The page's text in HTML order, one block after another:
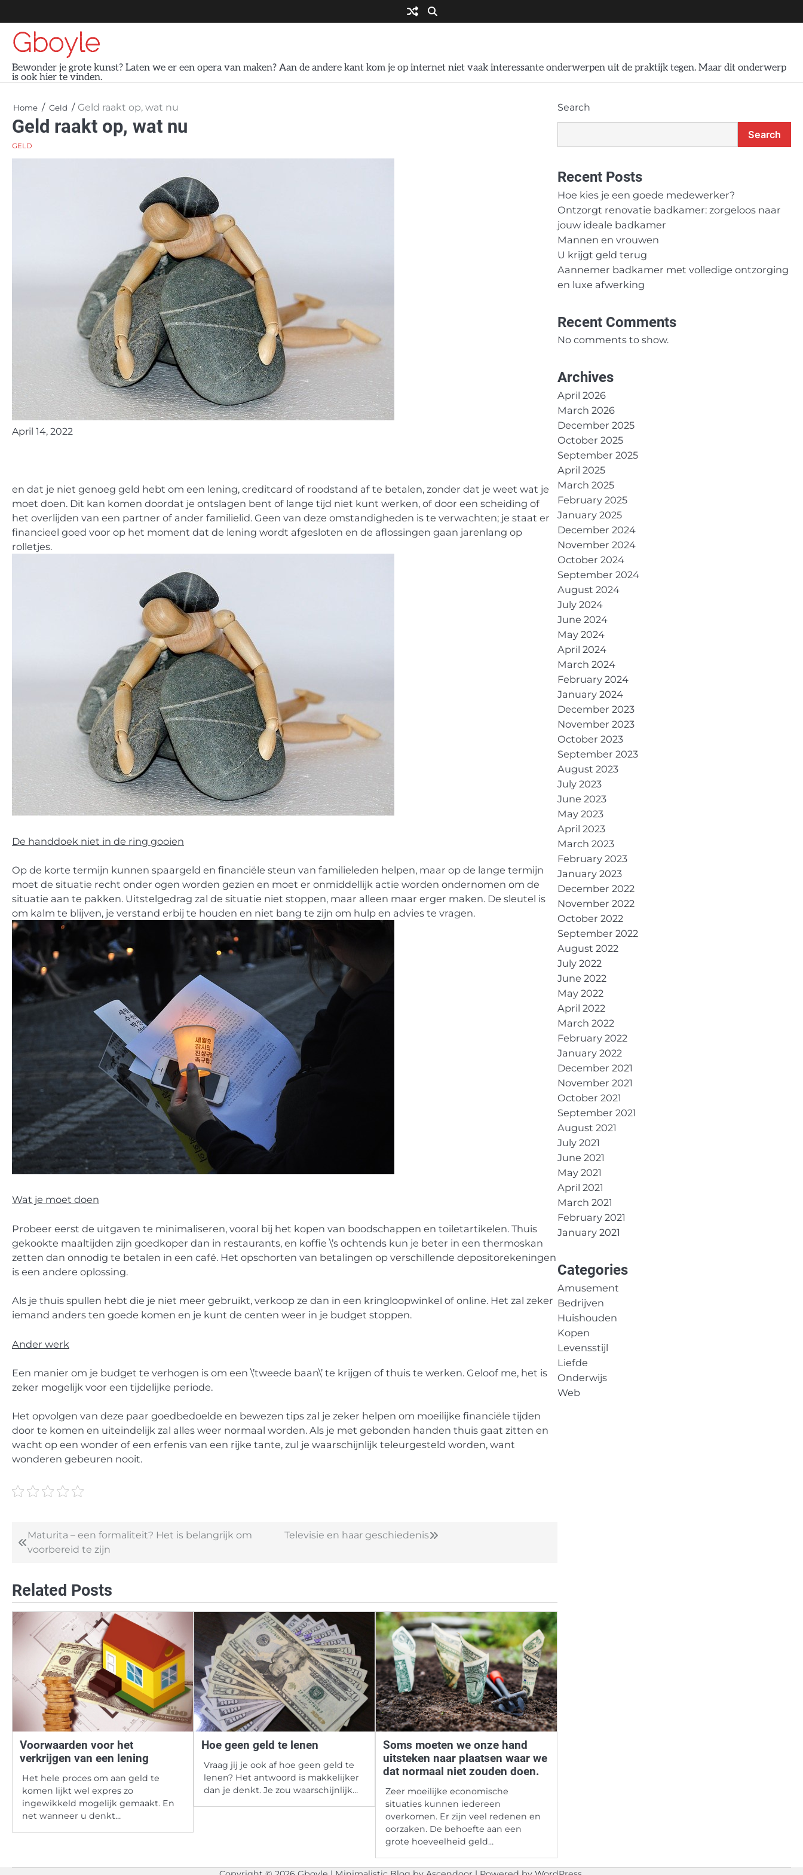
to
content
Gboyle
Bewonder je grote kunst? Laten we er een opera van maken? Aan de andere kant kom je op internet niet vaak interessante onderwerpen uit de praktijk tegen. Maar dit onderwerp
is ook hier te vinden.
Home Geld Geld raakt op, wat nu
Geld raakt op, wat nu
GELD
April 14, 2022
en dat je niet genoeg geld hebt om een lening, creditcard of roodstand af te betalen, zonder dat je weet wat je
moet doen. Dit kan komen doordat je ontslagen bent of lange tijd niet kunt werken, of door een scheiding of
het overlijden van een partner of ander familielid. Geen van deze omstandigheden is te verwachten; je staat er
financieel goed voor op het moment dat de lening wordt afgesloten en de aflossingen gaan jarenlang op
rolletjes.
De handdoek niet in de ring gooien
Op de korte termijn kunnen spaargeld en financiële steun van familieleden helpen, maar op de lange termijn
moet de situatie recht onder ogen worden gezien en moet er onmiddellijk actie worden ondernomen om de
situatie aan te pakken. Uitstelgedrag zal de situatie niet stoppen, maar alleen maar erger maken. De sleutel is
om kalm te blijven, je verstand erbij te houden en niet bang te zijn om hulp en advies te vragen.
Wat je moet doen
Probeer eerst de uitgaven te minimaliseren, vooral bij het kopen van boodschappen en toiletartikelen. Thuis
gekookte maaltijden zijn goedkoper dan in restaurants, en koffie \’s ochtends kun je beter in een thermoskan
zetten dan onnodig te betalen in een café. Het opschorten van betalingen op verschillende depositorekeningen
is een andere oplossing.
Als je thuis spullen hebt die je niet meer gebruikt, verkoop ze dan in een kringloopwinkel of online. Het zal zeker
iemand anders ten goede komen en je kunt de centen weer in je budget stoppen.
Ander werk
Een manier om je budget te verhogen is om een \’tweede baan\’ te krijgen of thuis te werken. Geloof me, het is
zeker mogelijk voor een tijdelijke periode.
Het opvolgen van deze paar goedbedoelde en bewezen tips zal je zeker helpen om moeilijke financiële tijden
door te komen en uiteindelijk zal alles weer normaal worden. Als je met gebonden handen thuis gaat zitten en
wacht op een wonder of een erfenis van een rijke tante, zul je waarschijnlijk teleurgesteld worden, want
wonderen gebeuren nooit.
Post
Maturita – een formaliteit? Het is belangrijk om
voorbereid te zijn
Televisie en haar geschiedenis
Related Posts
Voorwaarden voor het
verkrijgen van een lening
Het hele proces om aan geld te
komen lijkt wel expres zo
ingewikkeld mogelijk gemaakt. En
net wanneer u denkt…
Hoe geen geld te lenen
Vraag jij je ook af hoe geen geld te
lenen? Het antwoord is makkelijker
dan je denkt. Je zou waarschijnlijk…
Soms moeten we onze hand
uitsteken naar plaatsen waar we
dat normaal niet zouden doen.
Zeer moeilijke economische
situaties kunnen iedereen
overkomen. Er zijn veel redenen en
oorzaken. De behoefte aan een
grote hoeveelheid geld…
Search
Search
Recent Posts
Hoe kies je een goede medewerker?
Ontzorgt renovatie badkamer: zorgeloos naar
jouw ideale badkamer
Mannen en vrouwen
U krijgt geld terug
Aannemer badkamer met volledige ontzorging
en luxe afwerking
Recent Comments
No comments to show.
Archives
April 2026
March 2026
December 2025
October 2025
September 2025
April 2025
March 2025
February 2025
January 2025
December 2024
November 2024
October 2024
September 2024
August 2024
July 2024
June 2024
May 2024
April 2024
March 2024
February 2024
January 2024
December 2023
November 2023
October 2023
September 2023
August 2023
July 2023
June 2023
May 2023
April 2023
March 2023
February 2023
January 2023
December 2022
November 2022
October 2022
September 2022
August 2022
July 2022
June 2022
May 2022
April 2022
March 2022
February 2022
January 2022
December 2021
November 2021
October 2021
September 2021
August 2021
July 2021
June 2021
May 2021
April 2021
March 2021
February 2021
January 2021
Categories
Amusement
Bedrijven
Huishouden
Kopen
Levensstijl
Liefde
Onderwijs
Web